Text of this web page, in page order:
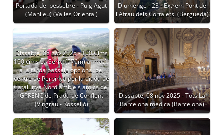
Portada del pessebre - Puig Agut
(Manlleu) (Vallès Oriental)
Diumenge - 23 - Extrem Pont de
l'Afrau dels Cortalets. (Berguedà)
Dissabte, 08 nov 2025 - 100 Cims
100 cims La Serra (576m) al matí i
a la tarda passeig opcional pel
centre de Perpinyà per la diada de
Catalunya Nord amb els amics del
GPRENC de Prada de Conflent
(Vingrau - Rosselló)
Dissabte, 08 nov 2025 - Tots La
Barcelona mèdica (Barcelona)